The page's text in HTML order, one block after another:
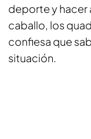
deporte y hacer
caballo, los
confiesa que
situación.